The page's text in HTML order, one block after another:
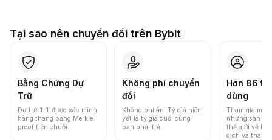
Tại sao nên chuyển đổi trên Bybit
Bằng Chứng Dự
Trữ
Dự trữ 1:1 được xác minh
hàng tháng bằng Merkle
proof trên chuỗi.
Không phí chuyển
đổi
Không phí ẩn. Tỷ giá niêm
yết là tỷ giá cuối cùng
bạn phải trả.
Hơn 86
dùng
Tham gia một
những sàn
thế giới về
dịch và thanh